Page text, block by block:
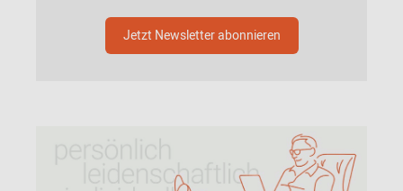
Jetzt Newsletter abonnieren